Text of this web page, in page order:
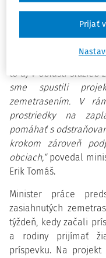
zamestnanie v
poslednom období
východe krajiny
zemetrasením.
spôsoby, ako podporiť
to aj v oblasti služieb
sme spustili
zemetrasením. V
prostriedky na
pomáhať s
krokom zároveň
obciach,“ povedal
Erik Tomáš.
Minister práce
zasiahnutých
týždeň, kedy začali
a rodiny prijímať
príspevku. Na projekt
Prijať